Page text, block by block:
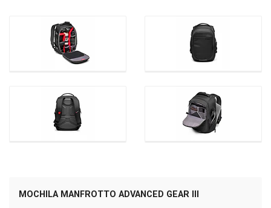
MOCHILA MANFROTTO ADVANCED GEAR III